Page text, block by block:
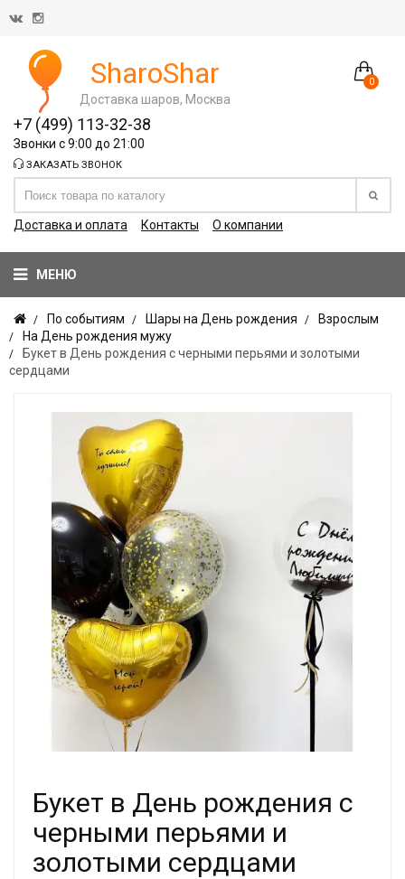
0
SharoShar
Доставка шаров, Москва
+7 (499) 113-32-38
Звонки с 9:00 до 21:00
ЗАКАЗАТЬ ЗВОНОК
Доставка и оплата Контакты О компании
МЕНЮ
По событиям Шары на День рождения
Взрослым
На День рождения мужу
Букет в День рождения с черными перьями и золотыми
сердцами
Букет в День рождения с
черными перьями и
золотыми сердцами